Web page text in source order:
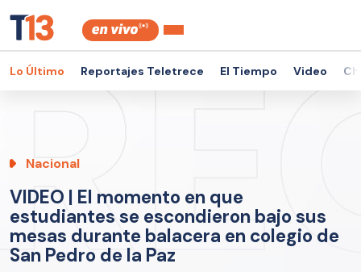
Lo Último Reportajes Teletrece El Tiempo Video
Nacional
VIDEO | El momento en que
estudiantes se escondieron bajo sus
mesas durante balacera en colegio de
San Pedro de la Paz